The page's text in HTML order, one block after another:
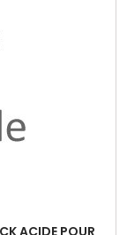
ACIDE POUR